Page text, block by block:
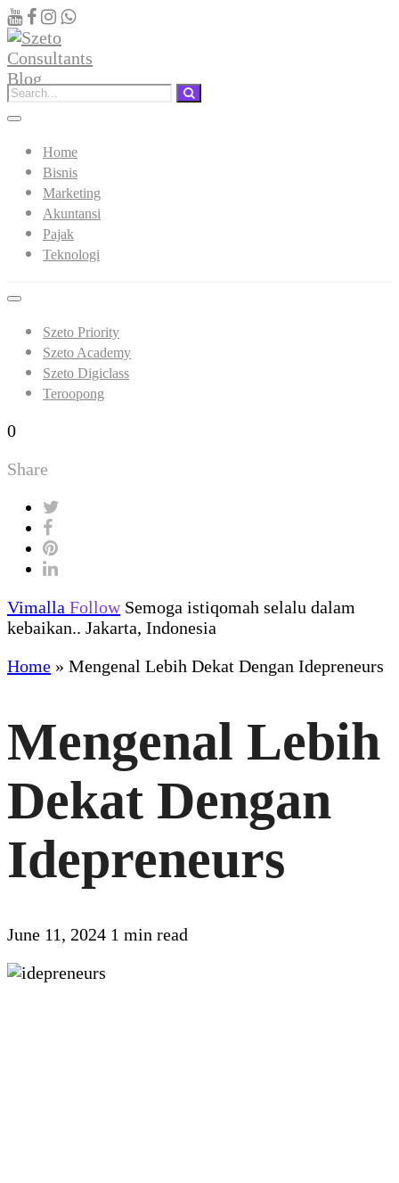
Home
Bisnis
Marketing
Akuntansi
Pajak
Teknologi
Szeto Priority
Szeto Academy
Szeto Digiclass
Teroopong
0
Share
Vimalla Follow Semoga istiqomah selalu dalam
kebaikan.. Jakarta, Indonesia
Home » Mengenal Lebih Dekat Dengan Idepreneurs
Mengenal Lebih
Dekat Dengan
Idepreneurs
June 11, 2024 1 min read